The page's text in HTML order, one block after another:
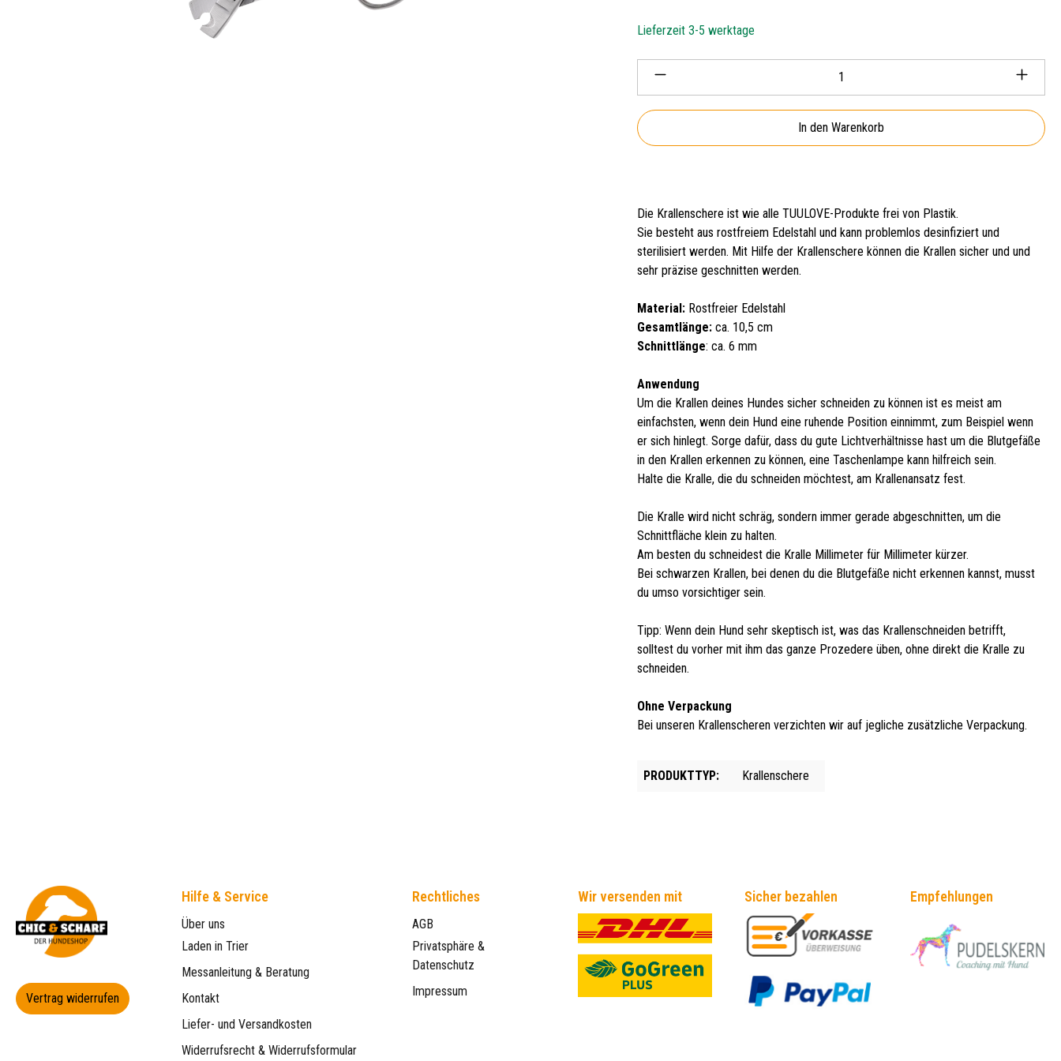
Lieferzeit 3-5 werktage
Produkt Anzahl: Gib den gewünschten Wert ein oder
In den Warenkorb
Die Krallenschere ist wie alle TUULOVE-Produkte frei von Plastik.
Sie besteht aus rostfreiem Edelstahl und kann problemlos desinfiziert und
sterilisiert werden. Mit Hilfe der Krallenschere können die Krallen sicher und und
sehr präzise geschnitten werden.
Material: Rostfreier Edelstahl
Gesamtlänge: ca. 10,5 cm
Schnittlänge: ca. 6 mm
Anwendung
Um die Krallen deines Hundes sicher schneiden zu können ist es meist am
einfachsten, wenn dein Hund eine ruhende Position einnimmt, zum Beispiel wenn
er sich hinlegt. Sorge dafür, dass du gute Lichtverhältnisse hast um die Blutgefäße
in den Krallen erkennen zu können, eine Taschenlampe kann hilfreich sein.
Halte die Kralle, die du schneiden möchtest, am Krallenansatz fest.
Die Kralle wird nicht schräg, sondern immer gerade abgeschnitten, um die
Schnittfläche klein zu halten.
Am besten du schneidest die Kralle Millimeter für Millimeter kürzer.
Bei schwarzen Krallen, bei denen du die Blutgefäße nicht erkennen kannst, musst
du umso vorsichtiger sein.
Tipp: Wenn dein Hund sehr skeptisch ist, was das Krallenschneiden betrifft,
solltest du vorher mit ihm das ganze Prozedere üben, ohne direkt die Kralle zu
schneiden.
Ohne Verpackung
Bei unseren Krallenscheren verzichten wir auf jegliche zusätzliche Verpackung.
PRODUKTTYP: Krallenschere
Vertrag widerrufen
Hilfe & Service
Über uns
Laden in Trier
Messanleitung & Beratung
Kontakt
Liefer- und Versandkosten
Widerrufsrecht & Widerrufsformular
Rechtliches
AGB
Privatsphäre &
Datenschutz
Impressum
Wir versenden mit Sicher bezahlen Empfehlungen